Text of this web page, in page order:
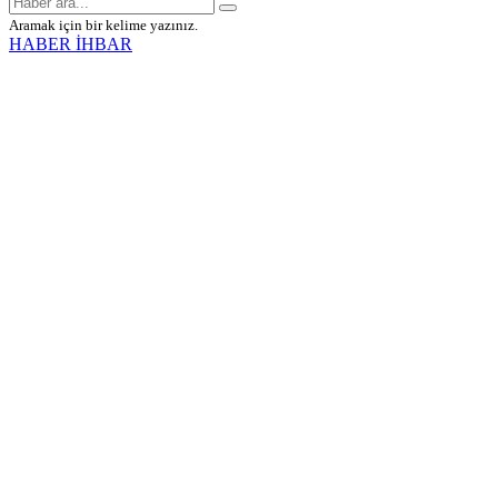
Aramak için bir kelime yazınız.
HABER İHBAR